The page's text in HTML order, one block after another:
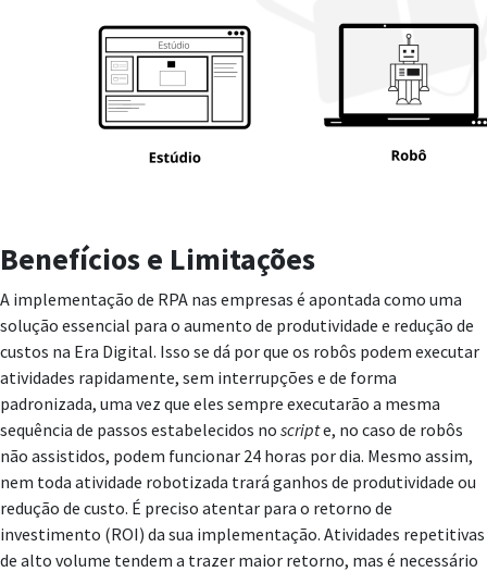
Benefícios e Limitações
A implementação de RPA nas empresas é apontada como uma
solução essencial para o aumento de produtividade e redução de
custos na Era Digital. Isso se dá por que os robôs podem executar
atividades rapidamente, sem interrupções e de forma
padronizada, uma vez que eles sempre executarão a mesma
sequência de passos estabelecidos no scripte, no caso de robôs
não assistidos, podem funcionar 24 horas por dia. Mesmo assim,
nem toda atividade robotizada trará ganhos de produtividade ou
redução de custo. É preciso atentar para o retorno de
investimento (ROI) da sua implementação. Atividades repetitivas
de alto volume tendem a trazer maior retorno, mas é necessário